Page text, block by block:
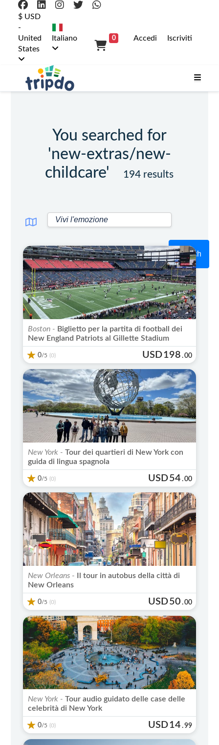
$ USD
-
United
States
Italiano 0 Accedi Iscriviti
You searched for
'new-extras/new-
childcare'
194 results
Search
Boston - Biglietto per la partita di football dei
New England Patriots al Gillette Stadium
0/5 (0) USD198 .00
New York - Tour dei quartieri di New York con
guida di lingua spagnola
0/5 (0) USD54 .00
New Orleans - Il tour in autobus della città di
New Orleans
0/5 (0) USD50 .00
New York - Tour audio guidato delle case delle
celebrità di New York
0/5 (0) USD14 .99